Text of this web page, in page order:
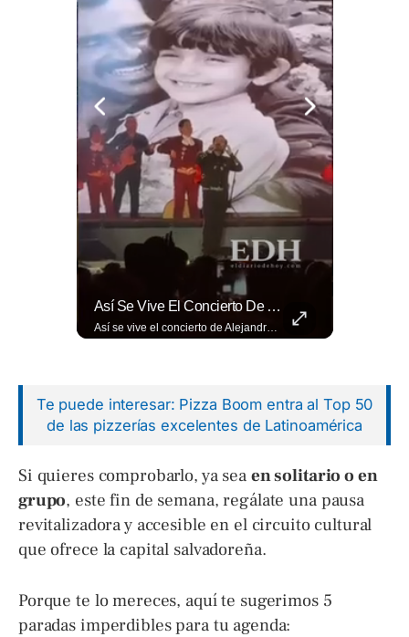
Así Se Vive El Concierto De Alejandro Fernández En El Salvador.
Así se vive el concierto de Alejandro Fernández en El Salvador. Una noche inolvidable a pesar de la lluvia. Canciones que llenaron de alegría y nostalgia a todo el público presente. 🤩👏 #Concierto #ElSalvador #AlejandroFernández
Te puede interesar: Pizza Boom entra al Top 50
de las pizzerías excelentes de Latinoamérica
Si quieres comprobarlo, ya sea en solitario o en
grupo, este fin de semana, regálate una pausa
revitalizadora y accesible en el circuito cultural
que ofrece la capital salvadoreña.
Porque te lo mereces, aquí te sugerimos 5
paradas imperdibles para tu agenda: